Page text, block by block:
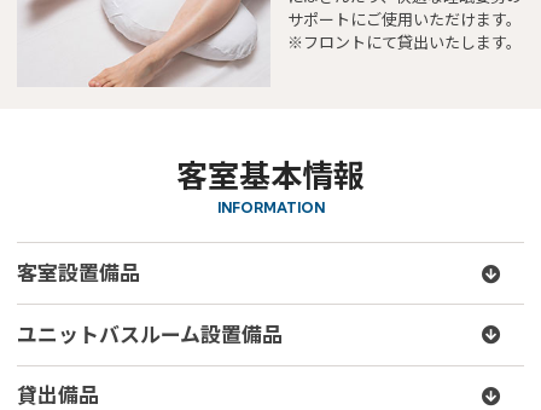
サポートにご使用いただけます。
※フロントにて貸出いたします。
客室基本情報
INFORMATION
客室設置備品
ユニットバスルーム設置備品
貸出備品